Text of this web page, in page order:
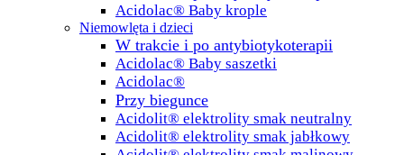
Acidolac® Baby krople
Niemowlęta i dzieci
W trakcie i po antybiotykoterapii
Acidolac® Baby saszetki
Acidolac®
Przy biegunce
Acidolit® elektrolity smak neutralny
Acidolit® elektrolity smak jabłkowy